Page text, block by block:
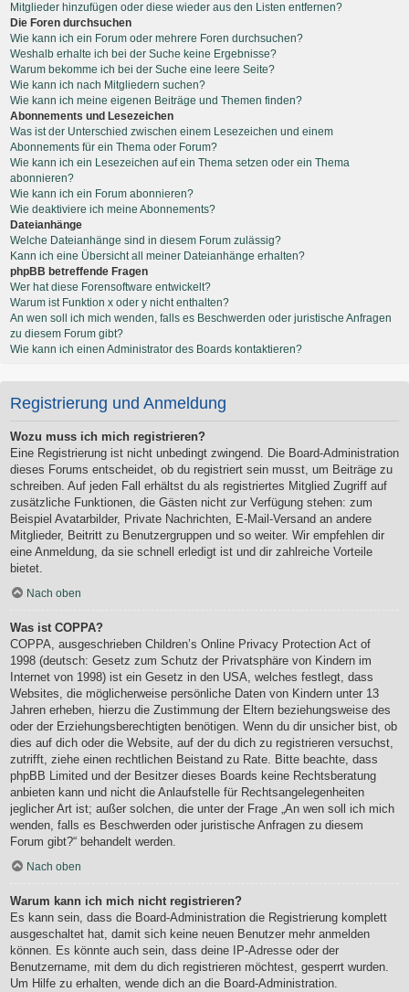
Mitglieder hinzufügen oder diese wieder aus den Listen entfernen?
Die Foren durchsuchen
Wie kann ich ein Forum oder mehrere Foren durchsuchen?
Weshalb erhalte ich bei der Suche keine Ergebnisse?
Warum bekomme ich bei der Suche eine leere Seite?
Wie kann ich nach Mitgliedern suchen?
Wie kann ich meine eigenen Beiträge und Themen finden?
Abonnements und Lesezeichen
Was ist der Unterschied zwischen einem Lesezeichen und einem
Abonnements für ein Thema oder Forum?
Wie kann ich ein Lesezeichen auf ein Thema setzen oder ein Thema
abonnieren?
Wie kann ich ein Forum abonnieren?
Wie deaktiviere ich meine Abonnements?
Dateianhänge
Welche Dateianhänge sind in diesem Forum zulässig?
Kann ich eine Übersicht all meiner Dateianhänge erhalten?
phpBB betreffende Fragen
Wer hat diese Forensoftware entwickelt?
Warum ist Funktion x oder y nicht enthalten?
An wen soll ich mich wenden, falls es Beschwerden oder juristische Anfragen
zu diesem Forum gibt?
Wie kann ich einen Administrator des Boards kontaktieren?
Registrierung und Anmeldung
Wozu muss ich mich registrieren?
Eine Registrierung ist nicht unbedingt zwingend. Die Board-Administration
dieses Forums entscheidet, ob du registriert sein musst, um Beiträge zu
schreiben. Auf jeden Fall erhältst du als registriertes Mitglied Zugriff auf
zusätzliche Funktionen, die Gästen nicht zur Verfügung stehen: zum
Beispiel Avatarbilder, Private Nachrichten, E-Mail-Versand an andere
Mitglieder, Beitritt zu Benutzergruppen und so weiter. Wir empfehlen dir
eine Anmeldung, da sie schnell erledigt ist und dir zahlreiche Vorteile
bietet.
Nach oben
Was ist COPPA?
COPPA, ausgeschrieben Children’s Online Privacy Protection Act of
1998 (deutsch: Gesetz zum Schutz der Privatsphäre von Kindern im
Internet von 1998) ist ein Gesetz in den USA, welches festlegt, dass
Websites, die möglicherweise persönliche Daten von Kindern unter 13
Jahren erheben, hierzu die Zustimmung der Eltern beziehungsweise des
oder der Erziehungsberechtigten benötigen. Wenn du dir unsicher bist, ob
dies auf dich oder die Website, auf der du dich zu registrieren versuchst,
zutrifft, ziehe einen rechtlichen Beistand zu Rate. Bitte beachte, dass
phpBB Limited und der Besitzer dieses Boards keine Rechtsberatung
anbieten kann und nicht die Anlaufstelle für Rechtsangelegenheiten
jeglicher Art ist; außer solchen, die unter der Frage „An wen soll ich mich
wenden, falls es Beschwerden oder juristische Anfragen zu diesem
Forum gibt?“ behandelt werden.
Nach oben
Warum kann ich mich nicht registrieren?
Es kann sein, dass die Board-Administration die Registrierung komplett
ausgeschaltet hat, damit sich keine neuen Benutzer mehr anmelden
können. Es könnte auch sein, dass deine IP-Adresse oder der
Benutzername, mit dem du dich registrieren möchtest, gesperrt wurden.
Um Hilfe zu erhalten, wende dich an die Board-Administration.